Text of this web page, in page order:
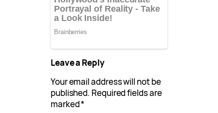
Leave a Reply
Your email address will not be
published. Required fields are
marked*